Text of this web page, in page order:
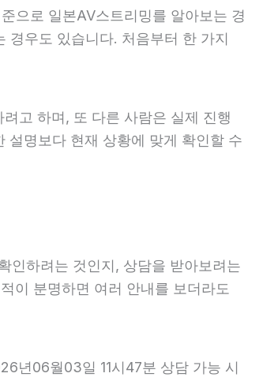
으로 일본AV스트리밍를 알아보는 경
경우도 있습니다. 처음부터 한 가지
고 하며, 또 다른 사람은 실제 진행
명보다 현재 상황에 맞게 확인할 수
인하려는 것인지, 상담을 받아보려는
이 분명하면 여러 안내를 보더라도
년06월03일 11시47분 상담 가능 시